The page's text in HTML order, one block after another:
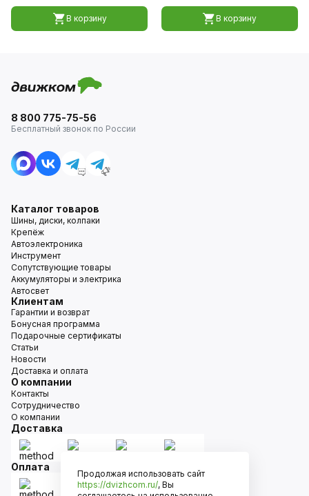
В корзину В корзину
8 800 775-75-56
Бесплатный звонок по России
Каталог товаров
Шины, диски, колпаки
Крепёж
Автоэлектроника
Инструмент
Сопутствующие товары
Аккумуляторы и электрика
Автосвет
Клиентам
Гарантии и возврат
Бонусная программа
Подарочные сертификаты
Статьи
Новости
Доставка и оплата
О компании
Контакты
Сотрудничество
О компании
Доставка
Оплата
Продолжая использовать сайт
https://dvizhcom.ru/, Вы